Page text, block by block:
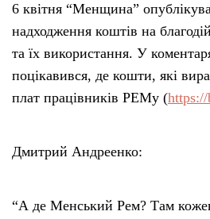
Редакційна політика
Етичний кодекс
6 квітня “Менщина”
надходження коштів на
та їх використання. У
поцікавився, де кошти, які
плат працівників РЕМу (
Дмитрий Андреенко:
“А де Менський Рем? Там